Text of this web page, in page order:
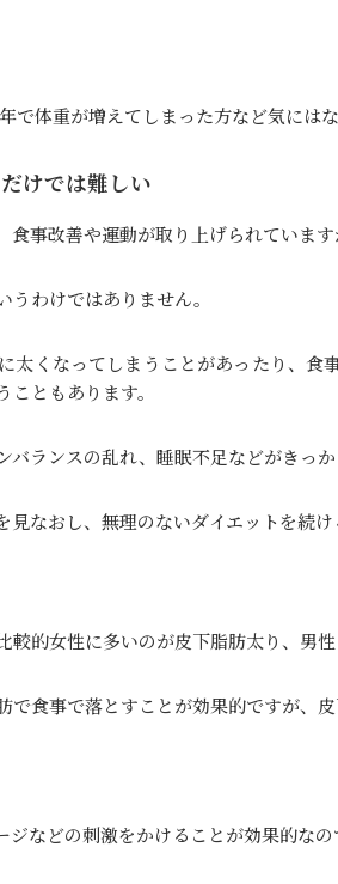
で体重が増えてしまった方など気には
けでは難しい
食事改善や運動が取り上げられていま
わけではありません。
太くなってしまうことがあったり、
ともあります。
ランスの乱れ、睡眠不足などがきっか
なおし、無理のないダイエットを続け
的女性に多いのが皮下脂肪太り、男性
で食事で落とすことが効果的ですが、
などの刺激をかけることが効果的なの